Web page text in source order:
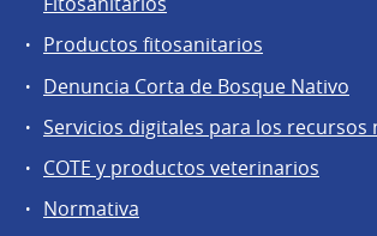
Productos fitosanitarios
Denuncia Corta de Bosque Nativo
Servicios digitales para los recursos
COTE y productos veterinarios
Normativa